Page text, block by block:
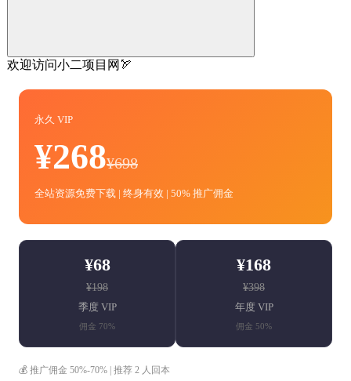
欢迎访问小二项目网🏹
永久 VIP
¥268¥698
全站资源免费下载 | 终身有效 | 50% 推广佣金
¥68
¥198
季度 VIP
佣金 70%
¥168
¥398
年度 VIP
佣金 50%
💰 推广佣金 50%-70% | 推荐 2 人回本